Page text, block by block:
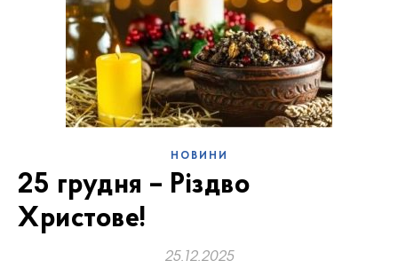
НОВИНИ
25 грудня – Різдво
Христове!
25.12.2025